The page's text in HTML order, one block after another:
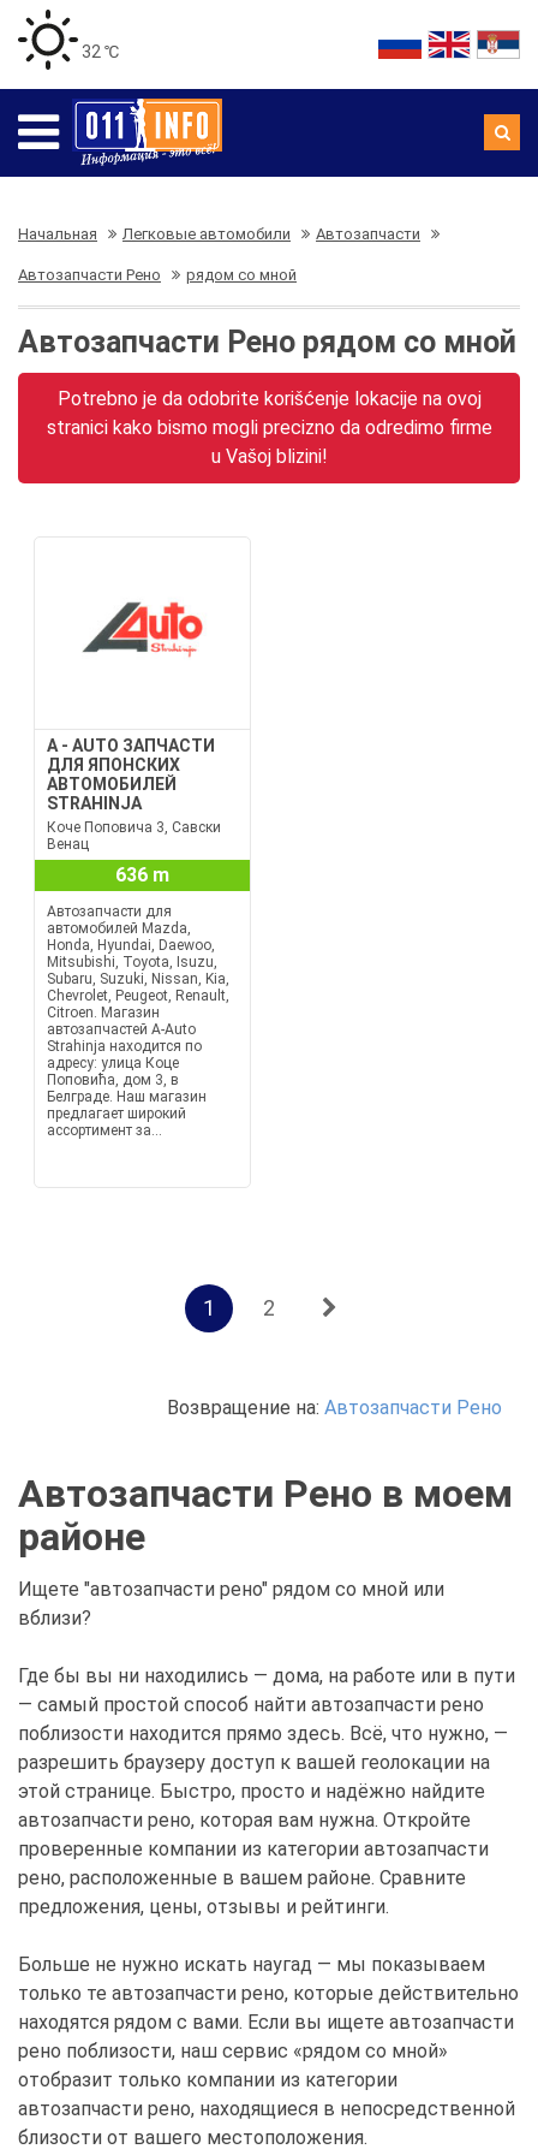
32 ℃
Начальная Легковые автомобили Автозапчасти
Автозапчасти Рено рядом со мной
Автозапчасти Рено рядом со мной
Potrebno je da odobrite korišćenje lokacije na ovoj
stranici kako bismo mogli precizno da odredimo firme
u Vašoj blizini!
A - AUTO ЗАПЧАСТИ
ДЛЯ ЯПОНСКИХ
АВТОМОБИЛЕЙ
STRAHINJA
Коче Поповича 3, Савски
Венац
636 m
Автозапчасти для
автомобилей Mazda,
Honda, Hyundai, Daewoo,
Mitsubishi, Toyota, Isuzu,
Subaru, Suzuki, Nissan, Kia,
Chevrolet, Peugeot, Renault,
Citroen. Магазин
автозапчастей A-Auto
Strahinja находится по
адресу: улица Коце
Поповића, дом 3, в
Белграде. Наш магазин
предлагает широкий
ассортимент за...
1 2
Возвращение на: Автозапчасти Рено
Автозапчасти Рено в моем
районе
Ищете "автозапчасти рено" рядом со мной или
вблизи?
Где бы вы ни находились — дома, на работе или в пути
— самый простой способ найти автозапчасти рено
поблизости находится прямо здесь. Всё, что нужно, —
разрешить браузеру доступ к вашей геолокации на
этой странице. Быстро, просто и надёжно найдите
автозапчасти рено, которая вам нужна. Откройте
проверенные компании из категории автозапчасти
рено, расположенные в вашем районе. Сравните
предложения, цены, отзывы и рейтинги.
Больше не нужно искать наугад — мы показываем
только те автозапчасти рено, которые действительно
находятся рядом с вами. Если вы ищете автозапчасти
рено поблизости, наш сервис «рядом со мной»
отобразит только компании из категории
автозапчасти рено, находящиеся в непосредственной
близости от вашего местоположения.